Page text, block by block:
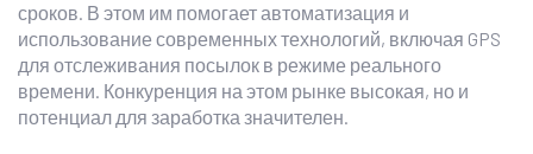
сроков. В этом им помогает автоматизация и
использование современных технологий, включая GPS
для отслеживания посылок в режиме реального
времени. Конкуренция на этом рынке высокая, но и
потенциал для заработка значителен.